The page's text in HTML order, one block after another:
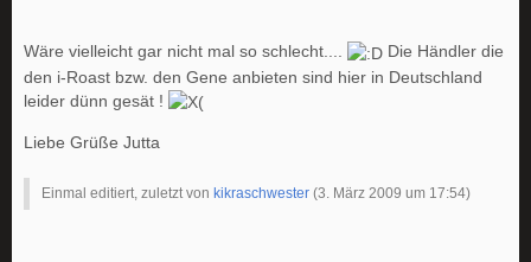
Wäre vielleicht gar nicht mal so schlecht....
Die Händler die
den i-Roast bzw. den Gene anbieten sind hier in Deutschland
leider dünn gesät !
Liebe Grüße Jutta
Einmal editiert, zuletzt von kikraschwester (3. März 2009 um 17:54)